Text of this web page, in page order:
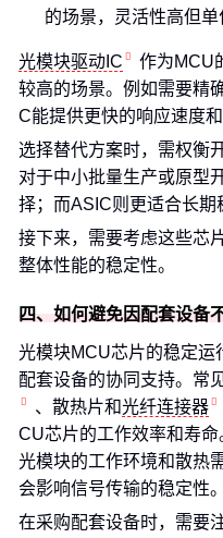
的场景，灵活性高但单
光模块驱动IC
作为MCU
较高的场景。例如需要精
C能提供更快的响应速度
选择替代方案时，需权衡
对于中小批量生产或原型
择；而ASIC则更适合长期
接下来，需要考虑这些芯
整体性能的稳定性。
四、如何避免因配套设备
光模块MCU芯片的稳定运
配套设备的协同支持。常
、散热片和光纤连接器
CU芯片的工作效率和寿
光模块的工作环境和散热
会影响信号传输的稳定性。
在采购配套设备时，需要